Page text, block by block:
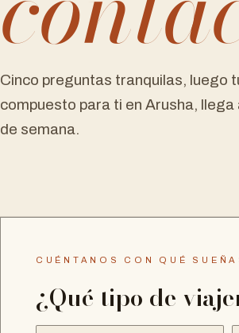
Cinco preguntas tranquilas, luego
compuesto para ti en Arusha,
de semana.
CUÉNTANOS CON QUÉ
¿Qué tipo de